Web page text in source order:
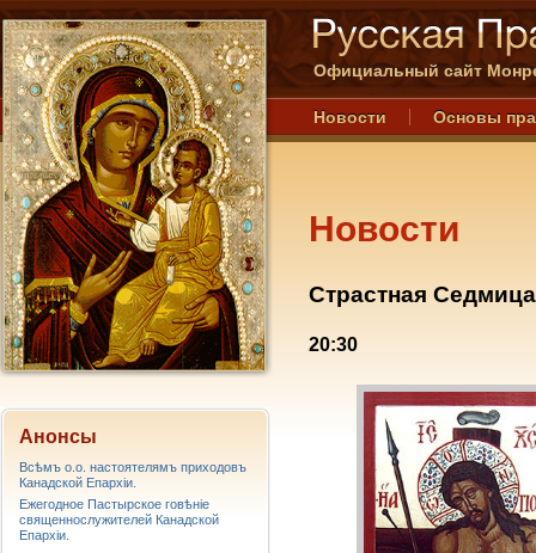
Официальный сайт
Новости Основы
Новости
Страстная
20:30
Анонсы
Всѣмъ о.о. настоятелямъ приходовъ
Канадской Епархiи.
Ежегодное Пастырское говѣніе
священнослужителей Канадской
Епархіи.